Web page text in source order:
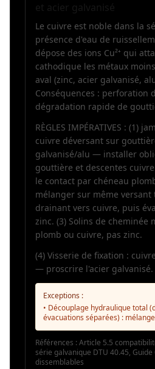
Le cuivre est noble dans la
présence d'eau de
dépose des ions Cu²⁺ qui
cathodique les métaux
aval (zinc, acier galvanisé,
Conséquences : perforation
dégradation rapide de
RÈGLES IMPÉRATIVES : (1)
cuivre déversant sur
galvanisé/alu — installer
gouttière et descentes
le contact par chéneau
mélanger sur même versant
drainant vers cuivre, puis
zinc. (3) Solins de cheminée
plomb ou cuivre, pas zinc.
(4) Visserie de fixation :
— proscrire l'acier galvanisé.
Exceptions :
• Découplage hydraulique total
évacuations séparées) :
Références : Article 5.5
série galvanique DTU 40.45,
dissemblables